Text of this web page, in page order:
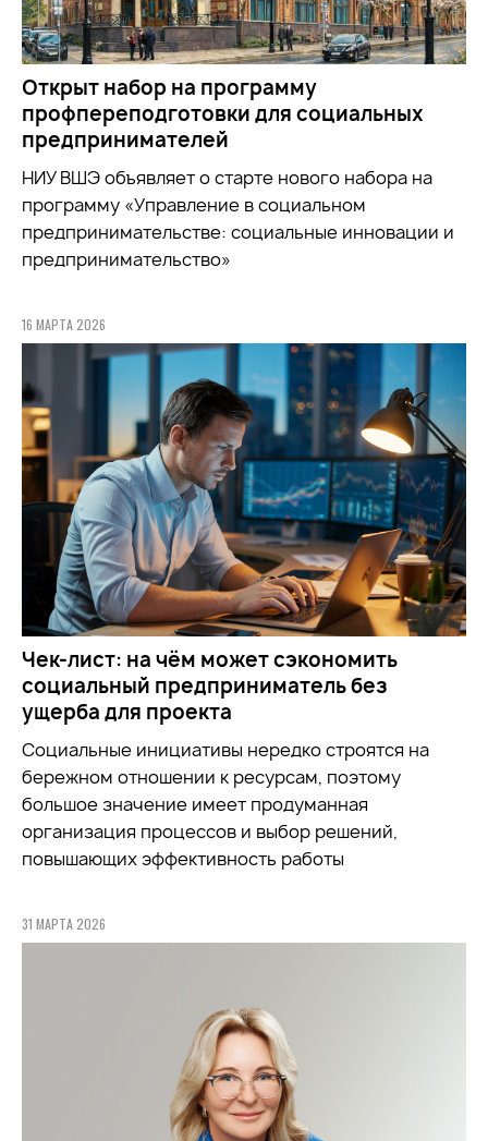
Открыт набор на программу
профпереподготовки для социальных
предпринимателей
НИУ ВШЭ объявляет о старте нового набора на
программу «Управление в социальном
предпринимательстве: социальные инновации и
предпринимательство»
16 МАРТА 2026
Чек-лист: на чём может сэкономить
социальный предприниматель без
ущерба для проекта
Социальные инициативы нередко строятся на
бережном отношении к ресурсам, поэтому
большое значение имеет продуманная
организация процессов и выбор решений,
повышающих эффективность работы
31 МАРТА 2026